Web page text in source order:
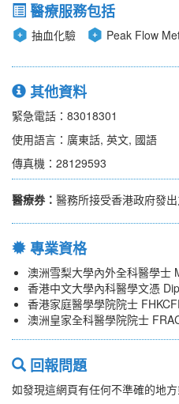
醫療服務包括
抽血化驗 Peak Flow
其他資料
緊急電話：83018301
使用語言：廣東話, 英文, 國語
傳真機：28129593
醫療券： 醫務所接受香港政府發出
專業資格
澳洲雪梨大學內外全科醫學士
香港中文大學內科醫學文憑
香港家庭醫學學院院士
澳洲皇家全科醫學院院士
回報問題
如發現這網頁有任何不準確的地